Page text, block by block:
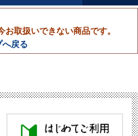
取扱いできない商品です。
へ戻る